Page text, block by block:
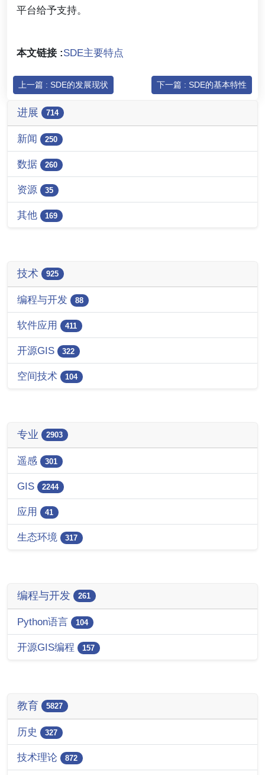
平台给予支持。
本文链接 :SDE主要特点
上一篇 : SDE的发展现状 下一篇 : SDE的基本特性
进展 714
新闻 250
数据 260
资源 35
其他 169
技术 925
编程与开发 88
软件应用 411
开源GIS 322
空间技术 104
专业 2903
遥感 301
GIS 2244
应用 41
生态环境 317
编程与开发 261
Python语言 104
开源GIS编程 157
教育 5827
历史 327
技术理论 872